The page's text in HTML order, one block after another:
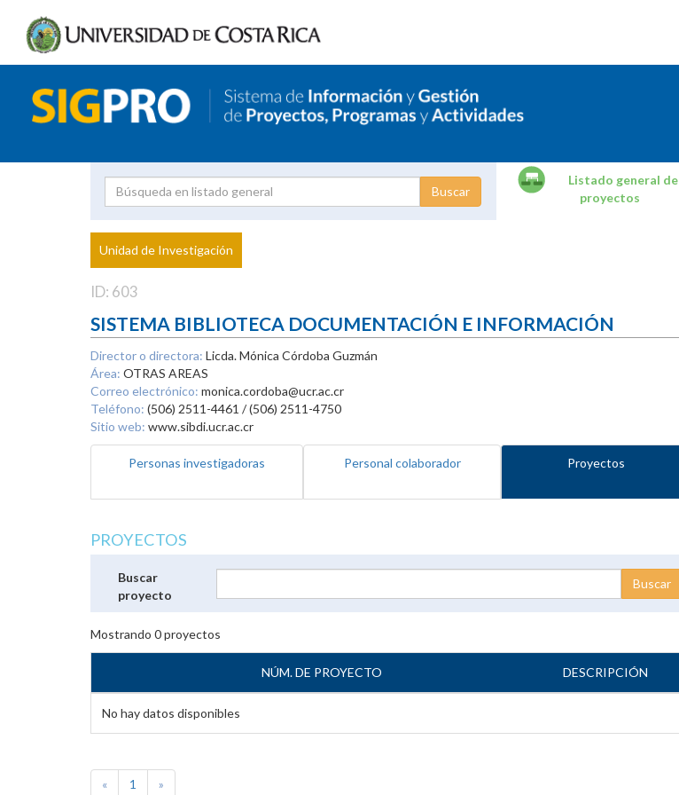
Proyecto
Investigador
Listado general de
proyectos
Unidad de Investigación
ID: 603
SISTEMA BIBLIOTECA DOCUMENTACIÓN E INFORMACIÓN
Director o directora: Licda. Mónica Córdoba Guzmán
Área: OTRAS AREAS
Correo electrónico: monica.cordoba@ucr.ac.cr
Teléfono: (506) 2511-4461 / (506) 2511-4750
Sitio web: www.sibdi.ucr.ac.cr
Personas investigadoras Personal colaborador Proyectos
PROYECTOS
Buscar
proyecto
Mostrando 0proyectos
NÚM. DE PROYECTO DESCRIPCIÓN
No hay datos disponibles
« 1 »